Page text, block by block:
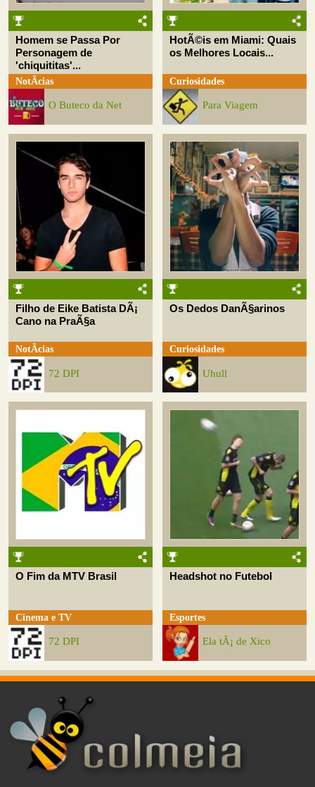
Homem se Passa Por
Personagem de
'chiquititas'...
NotÃ­cias
O Buteco da Net
HotÃ©is em Miami: Quais
os Melhores Locais...
Curiosidades
Para Viagem
Filho de Eike Batista DÃ¡
Cano na PraÃ§a
NotÃ­cias
72 DPI
Os Dedos DanÃ§arinos
Curiosidades
Uhull
O Fim da MTV Brasil
Cinema e TV
72 DPI
Headshot no Futebol
Esportes
Ela tÃ¡ de Xico